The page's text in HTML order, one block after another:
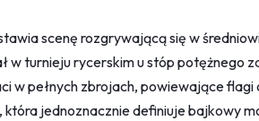
scenę rozgrywającą się w
w turnieju rycerskim u stóp potężnego
w pełnych zbrojach, powiewające
która jednoznacznie definiuje bajkowy